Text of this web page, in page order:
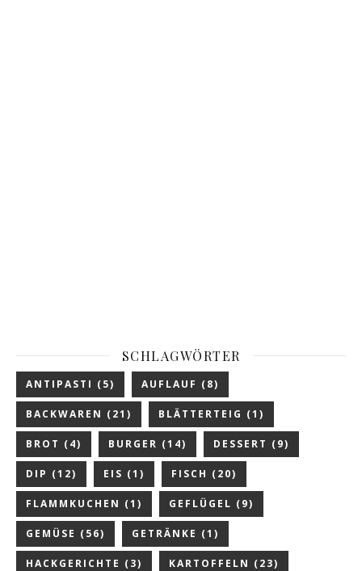
SCHLAGWÖRTER
ANTIPASTI (5) AUFLAUF (8)
BACKWAREN (21) BLÄTTERTEIG (1)
BROT (4) BURGER (14) DESSERT (9)
DIP (12) EIS (1) FISCH (20)
FLAMMKUCHEN (1) GEFLÜGEL (9)
GEMÜSE (56) GETRÄNKE (1)
HACKGERICHTE (3) KARTOFFELN (23)